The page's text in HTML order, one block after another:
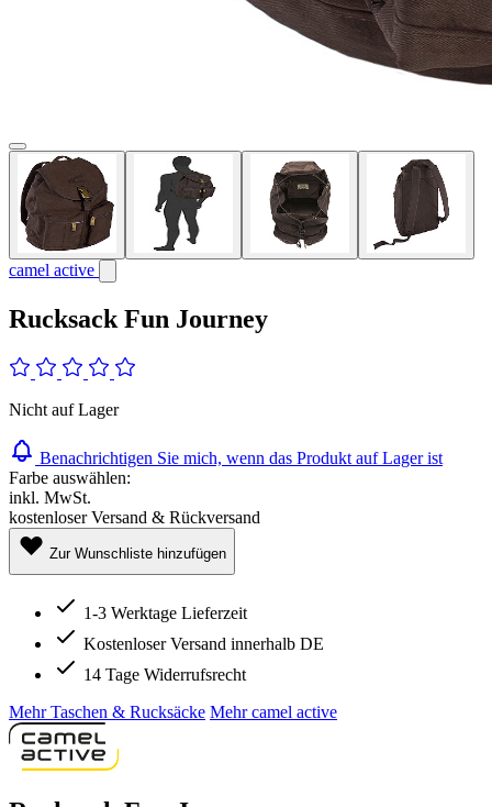
camel active
Rucksack Fun Journey
Nicht auf Lager
Benachrichtigen Sie mich, wenn das Produkt auf Lager ist
Farbe auswählen:
inkl. MwSt.
kostenloser Versand & Rückversand
Zur Wunschliste hinzufügen
1-3 Werktage Lieferzeit
Kostenloser Versand innerhalb DE
14 Tage Widerrufsrecht
Mehr Taschen & Rucksäcke Mehr camel active